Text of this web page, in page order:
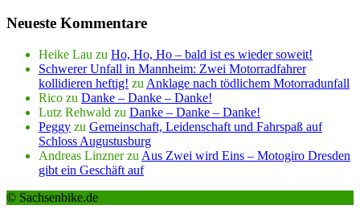
Neueste Kommentare
Heike Lau zu Ho, Ho, Ho – bald ist es wieder soweit!
Schwerer Unfall in Mannheim: Zwei Motorradfahrer
kollidieren heftig! zu Anklage nach tödlichem Motorradunfall
Rico zu Danke – Danke – Danke!
Lutz Rehwald zu Danke – Danke – Danke!
Peggy zu Gemeinschaft, Leidenschaft und Fahrspaß auf
Schloss Augustusburg
Andreas Linznerzu Aus Zwei wird Eins – Motogiro Dresden
gibt ein Geschäft auf
© Sachsenbike.de